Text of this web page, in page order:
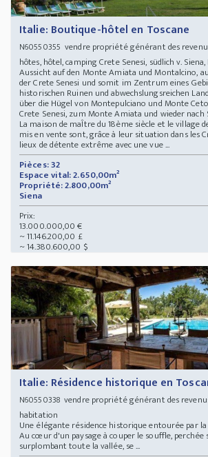
Italie: Boutique-hôtel en Toscane
N60550355 vendre propriété générant des
hôtes, hôtel, camping Crete Senesi, südlich v.
Aussicht auf den Monte Amiata und Montalcino,
der Crete Senesi und somit im Zentrum eines
historischen Ruinen und abwechslungsreichen
über die Hügel von Montepulciano und Monte
Crete Senesi, zum Monte Amiata und wieder nach
La maison de maÎtre du 18ème siècle et le village
mis en vente sont, grâce à leur situation dans les
lieux de détente extrême avec une vue ...
Pièces: 32
Espace vital: 2.650,00m²
Propriété: 2.800,00m²
Siena
Prix:
13.000.000,00 €
~ 11.146.200,00 £
~ 14.380.600,00 $
Italie: Résidence historique en
N60550338vendre propriété générant des
habitation
Une élégante résidence historique entourée par
Au cœur d'un paysage à couper le souffle, perchée
surplombant toute la vallée, se ...